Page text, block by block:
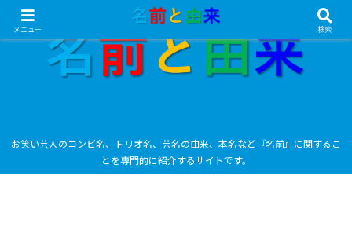
お笑い芸人のコンビ名、トリオ名、芸名の由来、本名など『名前』に関するこ
とを専門的に紹介するサイトです。
メニュー 検索